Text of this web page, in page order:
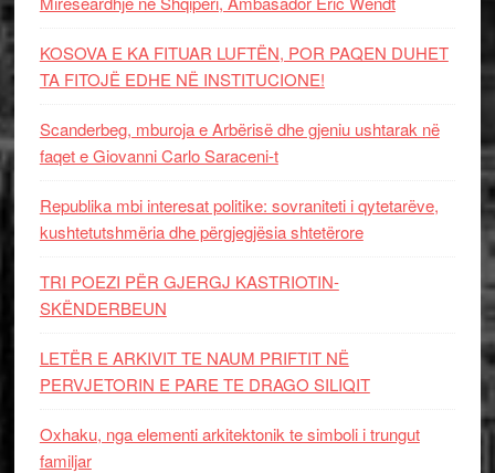
KOSOVA E KA FITUAR LUFTËN, POR PAQEN DUHET
TA FITOJË EDHE NË INSTITUCIONE!
Scanderbeg, mburoja e Arbërisë dhe gjeniu ushtarak në
faqet e Giovanni Carlo Saraceni-t
Republika mbi interesat politike: sovraniteti i qytetarëve,
kushtetutshmëria dhe përgjegjësia shtetërore
TRI POEZI PËR GJERGJ KASTRIOTIN-
SKËNDERBEUN
LETËR E ARKIVIT TE NAUM PRIFTIT NË
PERVJETORIN E PARE TE DRAGO SILIQIT
Oxhaku, nga elementi arkitektonik te simboli i trungut
familjar